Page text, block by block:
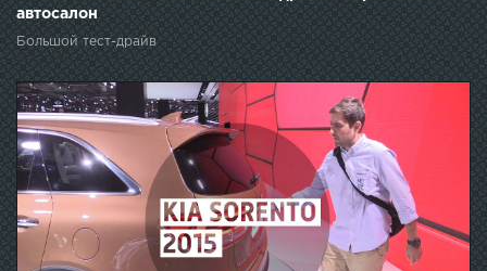
автосалон
Большой тест-драйв